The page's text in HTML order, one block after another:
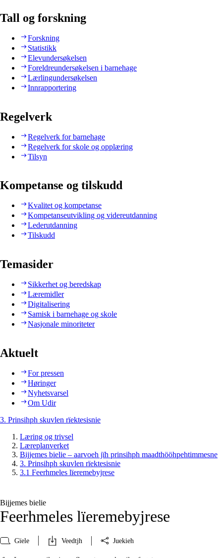
Tall og forskning
Forskning
Statistikk
Elevundersøkelsen
Foreldreundersøkelsen i barnehage
Lærlingundersøkelsen
Innrapportering
Regelverk
Regelverk for barnehage
Regelverk for skole og opplæring
Tilsyn
Kompetanse og tilskudd
Kvalitet og kompetanse
Kompetanseutvikling og videreutdanning
Lederutdanning
Tilskudd
Temasider
Sikkerhet og beredskap
Læremidler
Digitalisering
Samisk i barnehage og skole
Nasjonale minoriteter
Aktuelt
For pressen
Høringer
Nyhetsvarsel
Om Udir
3. Prinsihph skuvlen rïektesisnie
Læring og trivsel
Læreplanverket
Bijjemes bielie – aarvoeh jïh prinsihph maadthööhpehtimmesne
3. Prinsihph skuvlen rïektesisnie
3.1 Feerhmeles lïeremebyjrese
Bijjemes bielie
Feerhmeles lïeremebyjrese
Gïele Veedtjh Juekieh